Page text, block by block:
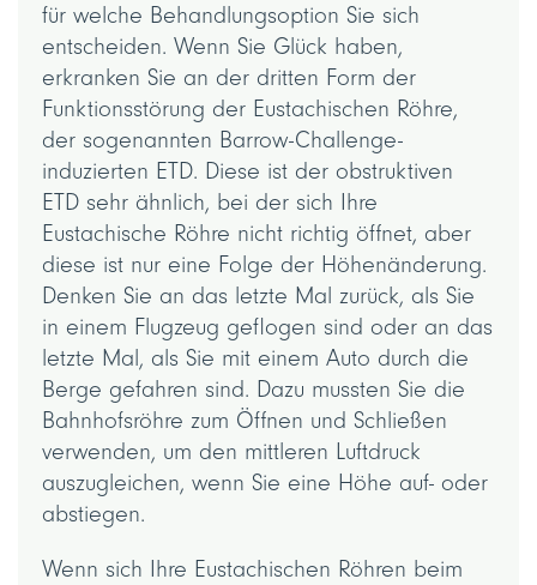
für welche Behandlungsoption Sie sich
entscheiden. Wenn Sie Glück haben,
erkranken Sie an der dritten Form der
Funktionsstörung der Eustachischen Röhre,
der sogenannten Barrow-Challenge-
induzierten ETD. Diese ist der obstruktiven
ETD sehr ähnlich, bei der sich Ihre
Eustachische Röhre nicht richtig öffnet, aber
diese ist nur eine Folge der Höhenänderung.
Denken Sie an das letzte Mal zurück, als Sie
in einem Flugzeug geflogen sind oder an das
letzte Mal, als Sie mit einem Auto durch die
Berge gefahren sind. Dazu mussten Sie die
Bahnhofsröhre zum Öffnen und Schließen
verwenden, um den mittleren Luftdruck
auszugleichen, wenn Sie eine Höhe auf- oder
abstiegen.
Wenn sich Ihre Eustachischen Röhren beim